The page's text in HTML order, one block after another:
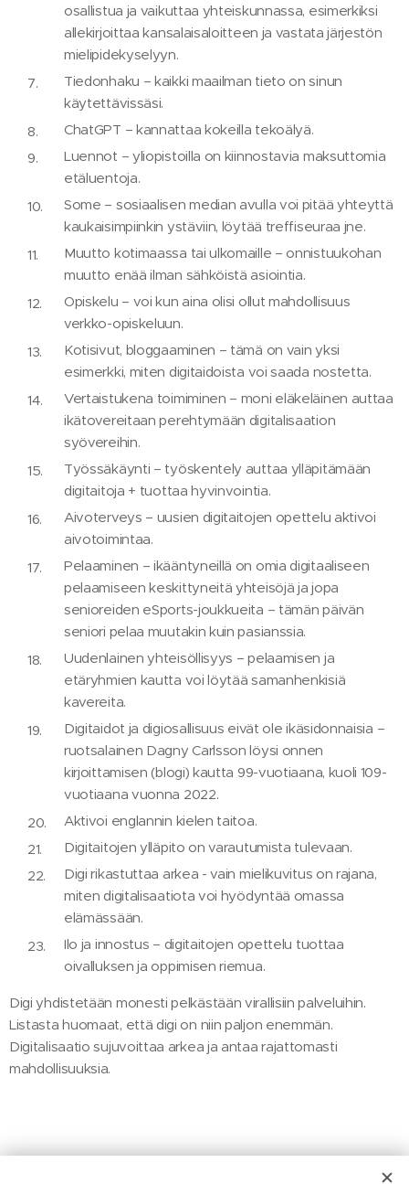
osallistua ja vaikuttaa yhteiskunnassa, esimerkiksi
allekirjoittaa kansalaisaloitteen ja vastata järjestön
mielipidekyselyyn.
Tiedonhaku – kaikki maailman tieto on sinun
käytettävissäsi.
ChatGPT – kannattaa kokeilla tekoälyä.
Luennot – yliopistoilla on kiinnostavia maksuttomia
etäluentoja.
Some – sosiaalisen median avulla voi pitää yhteyttä
kaukaisimpiinkin ystäviin, löytää treffiseuraa jne.
Muutto kotimaassa tai ulkomaille – onnistuukohan
muutto enää ilman sähköistä asiointia.
Opiskelu – voi kun aina olisi ollut mahdollisuus
verkko-opiskeluun.
Kotisivut, bloggaaminen – tämä on vain yksi
esimerkki, miten digitaidoista voi saada nostetta.
Vertaistukena toimiminen – moni eläkeläinen auttaa
ikätovereitaan perehtymään digitalisaation
syövereihin.
Työssäkäynti – työskentely auttaa ylläpitämään
digitaitoja + tuottaa hyvinvointia.
Aivoterveys – uusien digitaitojen opettelu aktivoi
aivotoimintaa.
Pelaaminen – ikääntyneillä on omia digitaaliseen
pelaamiseen keskittyneitä yhteisöjä ja jopa
senioreiden eSports-joukkueita – tämän päivän
seniori pelaa muutakin kuin pasianssia.
Uudenlainen yhteisöllisyys – pelaamisen ja
etäryhmien kautta voi löytää samanhenkisiä
kavereita.
Digitaidot ja digiosallisuus eivät ole ikäsidonnaisia –
ruotsalainen Dagny Carlsson löysi onnen
kirjoittamisen (blogi) kautta 99-vuotiaana, kuoli 109-
vuotiaana vuonna 2022.
Aktivoi englannin kielen taitoa.
Digitaitojen ylläpito on varautumista tulevaan.
Digi rikastuttaa arkea - vain mielikuvitus on rajana,
miten digitalisaatiota voi hyödyntää omassa
elämässään.
Ilo ja innostus – digitaitojen opettelu tuottaa
oivalluksen ja oppimisen riemua.
Digi yhdistetään monesti pelkästään virallisiin palveluihin.
Listasta huomaat, että digi on niin paljon enemmän.
Digitalisaatio sujuvoittaa arkea ja antaa rajattomasti
mahdollisuuksia.